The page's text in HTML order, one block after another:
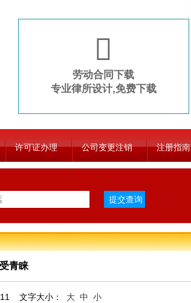

劳动合同下载
专业律所设计,免费下载
许可证办理 公司变更注销 注册指南
青睐
文字大小： 大 中 小